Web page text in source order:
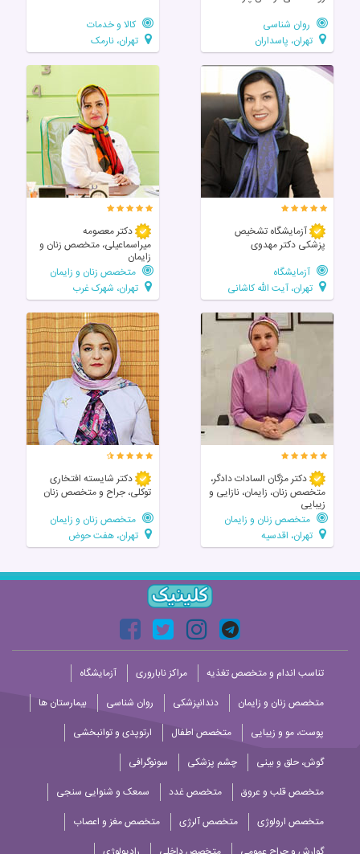
روان شناسی
تهران، پاسداران
کالا و خدمات
تهران، نارمک
آزمایشگاه تشخیص
پزشکی دکتر مهدوی
آزمایشگاه
تهران، آیت الله کاشانی
دکتر معصومه
میراسماعیلی، متخصص زنان و
زایمان
متخصص زنان و زایمان
تهران، شهرک غرب
دکتر مژگان السادات دادگر،
متخصص زنان، زایمان، نازایی و
زیبایی
متخصص زنان و زایمان
تهران، اقدسیه
دکتر شایسته افتخاری
توکلی، جراح و متخصص زنان
متخصص زنان و زایمان
تهران، هفت حوض
تناسب اندام و متخصص تغذیه مراکز ناباروری
آزمایشگاه
متخصص زنان و زایمان
دندانپزشکی روان شناسی
بیمارستان ها
پوست، مو و زیبایی
متخصص اطفال
ارتوپدی و توانبخشی
گوش، حلق و بینی
چشم پزشکی
سونوگرافی
متخصص قلب و عروق
متخصص غدد
سمعک و شنوایی سنجی
متخصص ارولوژی
متخصص آلرژی
متخصص مغز و اعصاب